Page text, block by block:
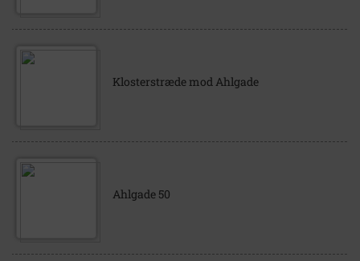
Klosterstræde mod Ahlgade
Ahlgade 50